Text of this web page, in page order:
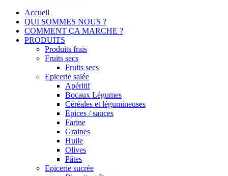
Accueil
QUI SOMMES NOUS ?
COMMENT ÇA MARCHE ?
PRODUITS
Produits frais
Fruits secs
Fruits secs
Epicerie salée
Apéritif
Bocaux Légumes
Céréales et légumineuses
Epices / sauces
Farine
Graines
Huile
Olives
Pâtes
Epicerie sucrée